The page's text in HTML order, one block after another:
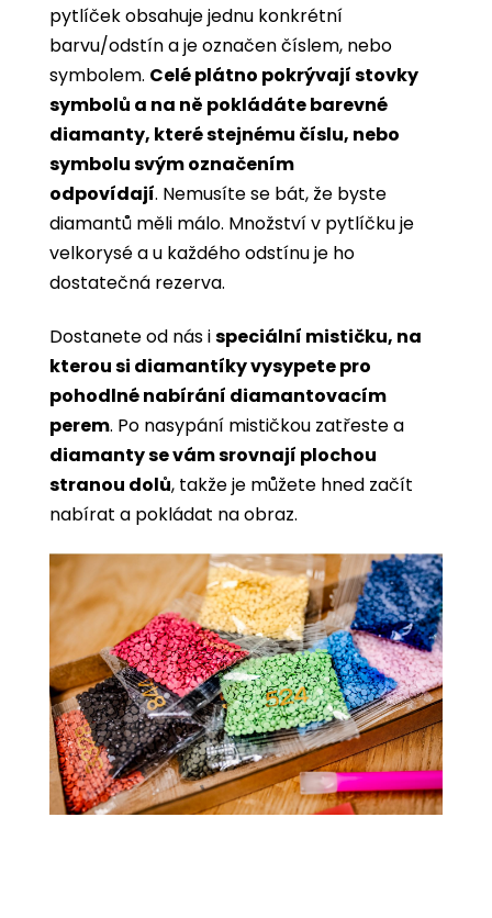
pytlíček obsahuje jednu konkrétní
barvu/odstín a je označen číslem, nebo
symbolem. Celé plátno pokrývají stovky
symbolů a na ně pokládáte barevné
diamanty, které stejnému číslu, nebo
symbolu svým označením
odpovídají. Nemusíte se bát, že byste
diamantů měli málo. Množství v pytlíčku je
velkorysé a u každého odstínu je ho
dostatečná rezerva.
Dostanete od nás ispeciální mističku, na
kterou si diamantíky vysypete pro
pohodlné nabírání diamantovacím
perem. Po nasypání mističkou zatřeste a
diamanty se vám srovnají plochou
stranou dolů, takže je můžete hned začít
nabírat a pokládat na obraz.